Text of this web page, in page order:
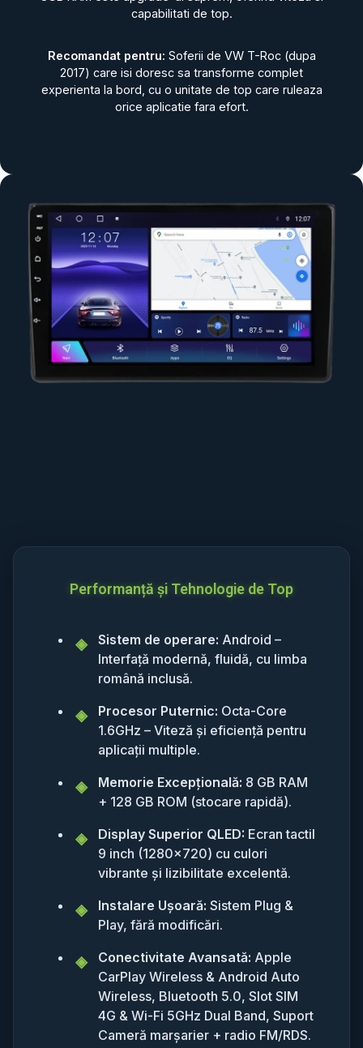
capabilitati de top.
Recomandat pentru: Soferii de VW T-Roc (dupa
2017) care isi doresc sa transforme complet
experienta la bord, cu o unitate de top care ruleaza
orice aplicatie fara efort.
Performanță și Tehnologie de Top
Sistem de operare: Android –
Interfață modernă, fluidă, cu limba
română inclusă.
Procesor Puternic: Octa-Core
1.6GHz – Viteză și eficiență pentru
aplicații multiple.
Memorie Excepțională: 8 GB RAM
+ 128 GB ROM (stocare rapidă).
Display Superior QLED: Ecran tactil
9 inch (1280x720) cu culori
vibrante și lizibilitate excelentă.
Instalare Ușoară: Sistem Plug &
Play, fără modificări.
Conectivitate Avansată: Apple
CarPlay Wireless & Android Auto
Wireless, Bluetooth 5.0, Slot SIM
4G & Wi-Fi 5GHz Dual Band, Suport
Cameră marșarier + radio FM/RDS.